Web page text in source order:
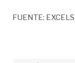
FUENTE: